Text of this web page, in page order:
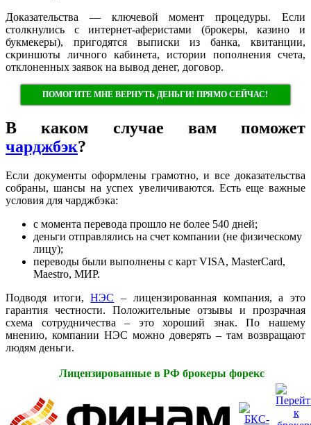
Доказательства — ключевой момент процедуры. Если
столкнулись с интернет-аферистами (брокеры, казино и
букмекеры), пригодятся выписки из банка, квитанции,
скриншоты личного кабинета, истории пополнения счета,
отклоненных заявок на вывод денег, договор.
ПОМОГИТЕ МНЕ ВЕРНУТЬ ДЕНЬГИ! ПРЯМО СЕЙЧАС!
В каком случае вам поможет
чарджбэк?
Если документы оформлены грамотно, и все доказательства
собраны, шансы на успех увеличиваются. Есть еще важные
условия для чарджбэка:
с момента перевода прошло не более 540 дней;
деньги отправлялись на счет компании (не физическому
лицу);
переводы были выполнены с карт VISA, MasterCard,
Maestro, МИР.
Подводя итоги,НЭС – лицензированная компания, а это
гарантия честности. Положительные отзывы и прозрачная
схема сотрудничества – это хороший знак. По нашему
мнению, компании НЭС можно доверять – там возвращают
людям деньги.
Лицензированные в РФ брокеры форекс